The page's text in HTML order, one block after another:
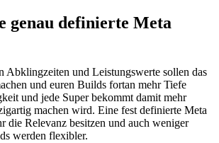
genau definierte Meta
Abklingzeiten und Leistungswerte sollen das
und euren Builds fortan mehr Tiefe
und jede Super bekommt damit mehr
machen wird. Eine fest definierte Meta
die Relevanz besitzen und auch weniger
werden flexibler.